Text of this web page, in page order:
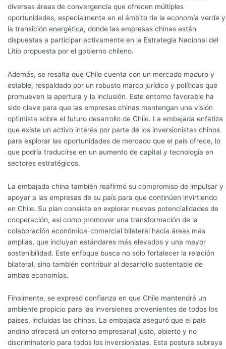
diversas áreas de convergencia que ofrecen múltiples
oportunidades, especialmente en el ámbito de la economía verde y
la transición energética, donde las empresas chinas están
dispuestas a participar activamente en la Estrategia Nacional del
Litio propuesta por el gobierno chileno.
Además, se resalta que Chile cuenta con un mercado maduro y
estable, respaldado por un robusto marco jurídico y políticas que
promueven la apertura y la inclusión. Este entorno favorable ha
sido clave para que las empresas chinas mantengan una visión
optimista sobre el futuro desarrollo de Chile. La embajada enfatiza
que existe un activo interés por parte de los inversionistas chinos
para explorar las oportunidades de mercado que el país ofrece, lo
que podría traducirse en un aumento de capital y tecnología en
sectores estratégicos.
La embajada china también reafirmó su compromiso de impulsar y
apoyar a las empresas de su país para que continúen invirtiendo
en Chile. Su plan consiste en explorar nuevas potencialidades de
cooperación, así como promover una transformación de la
colaboración económica-comercial bilateral hacia áreas más
amplias, que incluyan estándares más elevados y una mayor
sostenibilidad. Este enfoque busca no solo fortalecer la relación
bilateral, sino también contribuir al desarrollo sustentable de
ambas economías.
Finalmente, se expresó confianza en que Chile mantendrá un
ambiente propicio para las inversiones provenientes de todos los
países, incluidas las chinas. La embajada aseguró que el país
andino ofrecerá un entorno empresarial justo, abierto y no
discriminatorio para todos los inversionistas. Esta postura subraya